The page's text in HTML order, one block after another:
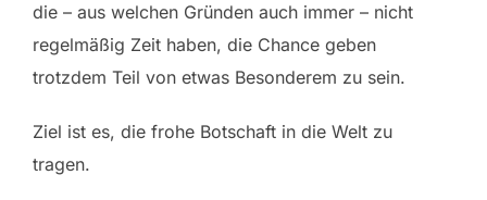
die – aus welchen Gründen auch immer – nicht
regelmäßig Zeit haben, die Chance geben
trotzdem Teil von etwas Besonderem zu sein.
Ziel ist es, die frohe Botschaft in die Welt zu
tragen.